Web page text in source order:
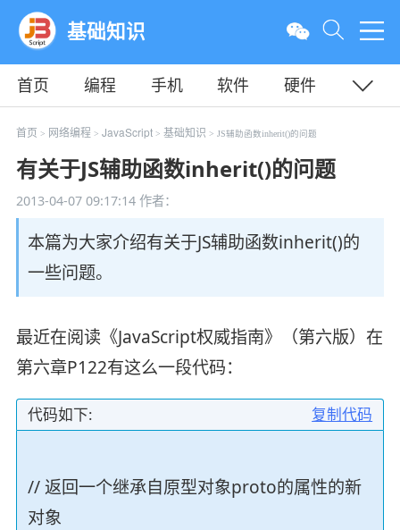
基础知识
首页 编程 手机 软件
硬件
教程
平面 服务器
首页 > 网络编程 > JavaScript> 基础知识 > JS辅助函数inherit()的问题
有关于JS辅助函数inherit()的问题
2013-04-07 09:17:14作者：
本篇为大家介绍有关于JS辅助函数inherit()的
一些问题。
最近在阅读《JavaScript权威指南》（第六版）在
第六章P122有这么一段代码：
复制代码
代码如下:
// 返回一个继承自原型对象proto的属性的新
对象